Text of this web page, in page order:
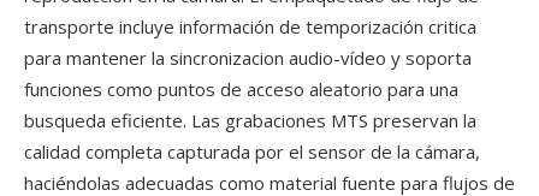
transporte incluye información de temporización critica
para mantener la sincronizacion audio-vídeo y soporta
funciones como puntos de acceso aleatorio para una
busqueda eficiente. Las grabaciones MTS preservan la
calidad completa capturada por el sensor de la cámara,
haciéndolas adecuadas como material fuente para flujos de